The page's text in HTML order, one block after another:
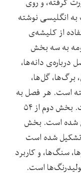
نوشته
از کلیشهی
به سه بخش
ی دانهها،
ها، گلها،
هر فصل به
های مصور دیگری تقسیم شده است. بخش دوم از ۵۴
است. بخش
شده است
سنگها، و کاربرد
ها است.